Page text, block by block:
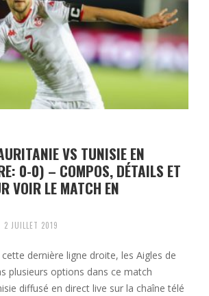
VS TUNISIE EN
0-0) – COMPOS, DÉTAILS ET
VOIR LE MATCH EN
2 JUILLET 2019
dernière ligne droite, les Aigles de
plusieurs options dans ce match
diffusé en direct live sur la chaîne télé